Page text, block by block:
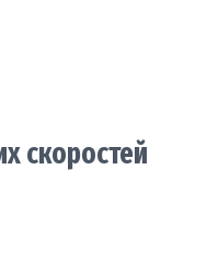
скоростей